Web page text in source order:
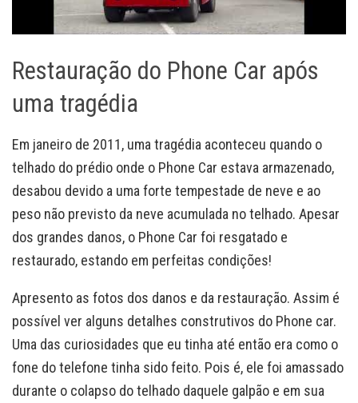
Restauração do Phone Car após
uma tragédia
Em janeiro de 2011, uma tragédia aconteceu quando o
telhado do prédio onde o Phone Car estava armazenado,
desabou devido a uma forte tempestade de neve e ao
peso não previsto da neve acumulada no telhado. Apesar
dos grandes danos, o Phone Car foi resgatado e
restaurado, estando em perfeitas condições!
Apresento as fotos dos danos e da restauração. Assim é
possível ver alguns detalhes construtivos do Phone car.
Uma das curiosidades que eu tinha até então era como o
fone do telefone tinha sido feito. Pois é, ele foi amassado
durante o colapso do telhado daquele galpão e em sua